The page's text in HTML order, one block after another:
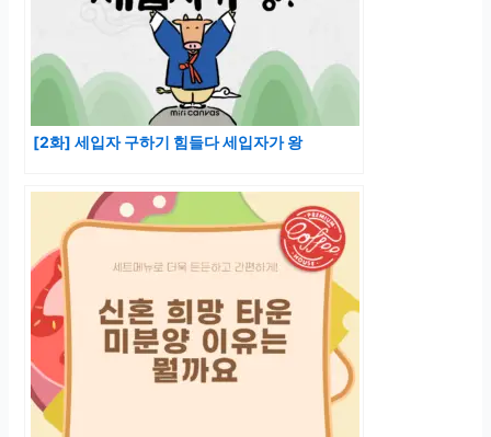
[2화] 세입자 구하기 힘들다 세입자가 왕